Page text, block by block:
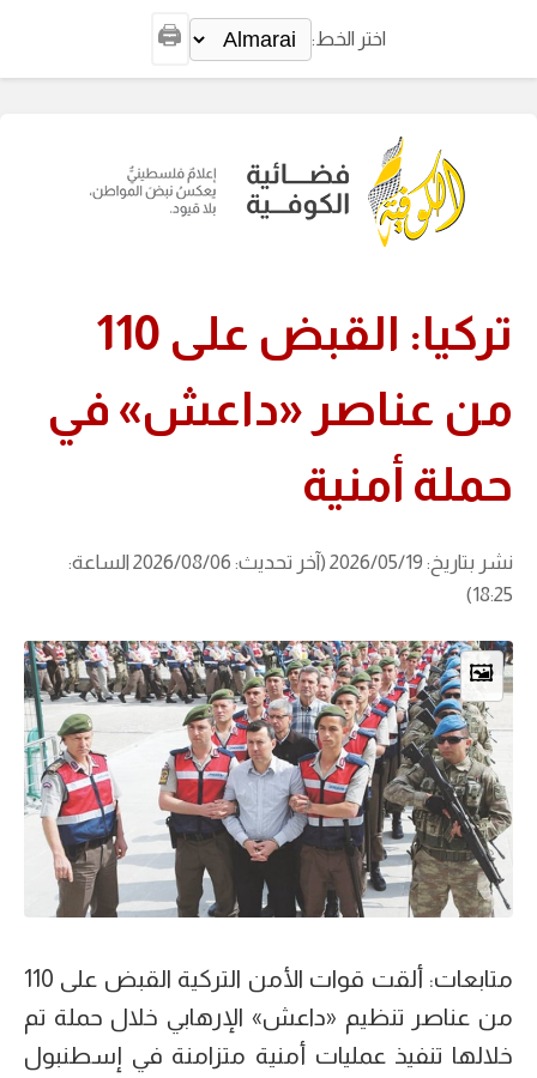
اختر الخط: 🖨️
تركيا: القبض على 110
من عناصر «داعش» في
حملة أمنية
نشر بتاريخ: 2026/05/19 (آخر تحديث: 2026/08/06 الساعة:
18:25)
🖼️
متابعات: ألقت قوات الأمن التركية القبض على 110
من عناصر تنظيم «داعش» الإرهابي خلال حملة تم
خلالها تنفيذ عمليات أمنية متزامنة في إسطنبول